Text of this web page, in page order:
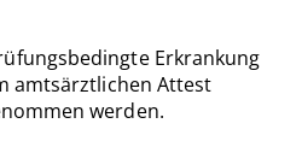
Erkrankung
amtsärztlichen Attest
werden.